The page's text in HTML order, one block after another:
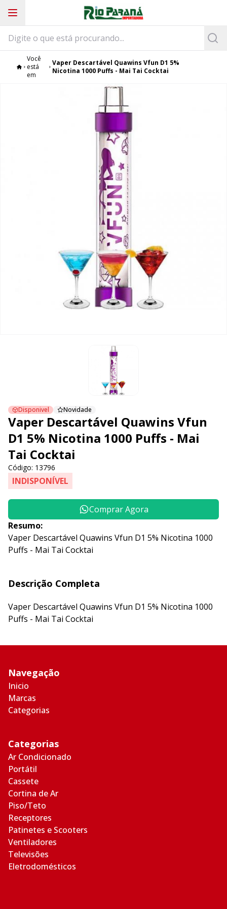
Você
está
em
Vaper Descartável Quawins Vfun D1 5%
Nicotina 1000 Puffs - Mai Tai Cocktai
Disponivel Novidade
Vaper Descartável Quawins Vfun
D1 5% Nicotina 1000 Puffs - Mai
Tai Cocktai
Código: 13796
INDISPONÍVEL
Comprar Agora
Resumo:
Vaper Descartável Quawins Vfun D1 5% Nicotina 1000
Puffs - Mai Tai Cocktai
Descrição Completa
Vaper Descartável Quawins Vfun D1 5% Nicotina 1000
Puffs - Mai Tai Cocktai
Navegação
Inicio
Marcas
Categorias
Categorias
Ar Condicionado
Portátil
Cassete
Cortina de Ar
Piso/Teto
Receptores
Patinetes e Scooters
Ventiladores
Televisões
Eletrodomésticos